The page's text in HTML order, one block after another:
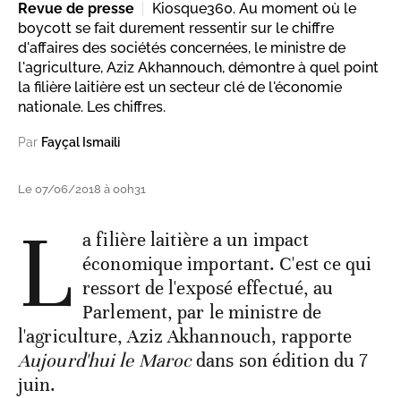
Revue de presse
Kiosque360. Au moment où le
boycott se fait durement ressentir sur le chiffre
d'affaires des sociétés concernées, le ministre de
l'agriculture, Aziz Akhannouch, démontre à quel point
la filière laitière est un secteur clé de l'économie
nationale. Les chiffres.
Par Fayçal Ismaili
Le 07/06/2018 à 00h31
L a filière laitière a un impact
économique important. C'est ce qui
ressort de l'exposé effectué, au
Parlement, par le ministre de
l'agriculture, Aziz Akhannouch, rapporte
Aujourd'hui le Marocdans son édition du 7
juin.